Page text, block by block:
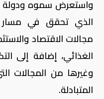
واستعرض سموه ودولة
الذي تحقق في مسار
مجالات الاقتصاد
الغذائي، إضافة إلى
وغيرها من المجالات
المتبادلة.